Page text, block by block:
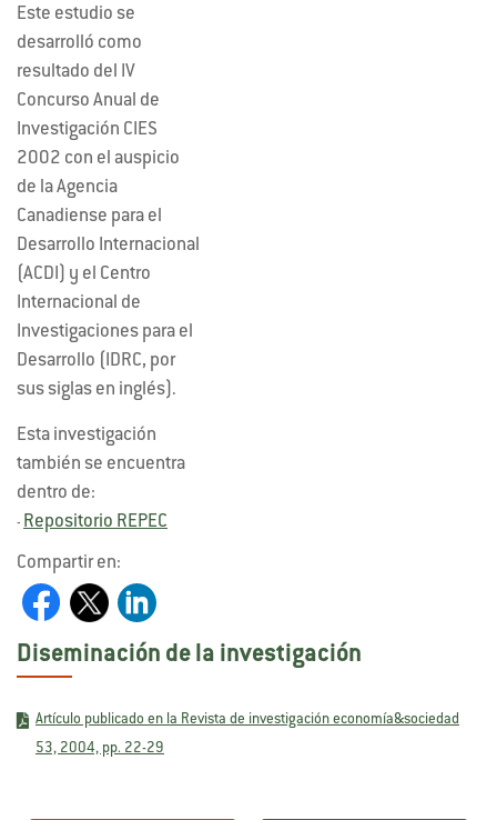
Este estudio se
desarrolló como
resultado del IV
Concurso Anual de
Investigación CIES
2002 con el auspicio
de la Agencia
Canadiense para el
Desarrollo Internacional
(ACDI) y el Centro
Internacional de
Investigaciones para el
Desarrollo (IDRC, por
sus siglas en inglés).
Esta investigación
también se encuentra
dentro de:
- Repositorio REPEC
Compartir en:
Diseminación de la investigación
Artículo publicado en la Revista de investigación economía&sociedad
53, 2004, pp. 22-29